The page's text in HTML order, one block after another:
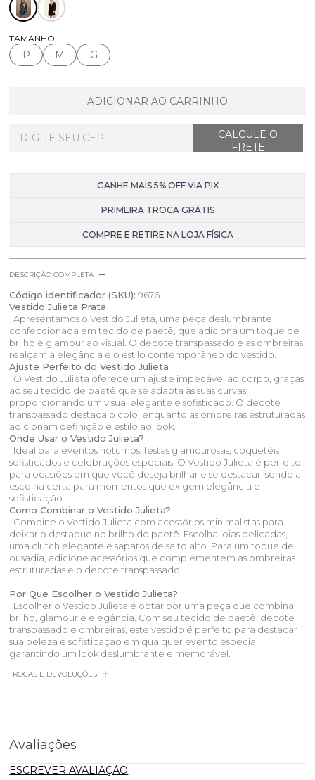
TAMANHO
P M G
ADICIONAR AO CARRINHO
GANHE MAIS 5% OFF VIA PIX
PRIMEIRA TROCA GRÁTIS
COMPRE E RETIRE NA LOJA FÍSICA
DESCRIÇÃO COMPLETA
Código identificador (SKU): 9676
Vestido Julieta Prata
Apresentamos o Vestido Julieta, uma peça deslumbrante
confeccionada em tecido de paetê, que adiciona um toque de
brilho e glamour ao visual. O decote transpassado e as ombreiras
realçam a elegância e o estilo contemporâneo do vestido.
Ajuste Perfeito do Vestido Julieta
O Vestido Julieta oferece um ajuste impecável ao corpo, graças
ao seu tecido de paetê que se adapta às suas curvas,
proporcionando um visual elegante e sofisticado. O decote
transpassado destaca o colo, enquanto as ombreiras estruturadas
adicionam definição e estilo ao look.
Onde Usar o Vestido Julieta?
Ideal para eventos noturnos, festas glamourosas, coquetéis
sofisticados e celebrações especiais. O Vestido Julieta é perfeito
para ocasiões em que você deseja brilhar e se destacar, sendo a
escolha certa para momentos que exigem elegância e
sofisticação.
Como Combinar o Vestido Julieta?
Combine o Vestido Julieta com acessórios minimalistas para
deixar o destaque no brilho do paetê. Escolha joias delicadas,
uma clutch elegante e sapatos de salto alto. Para um toque de
ousadia, adicione acessórios que complementem as ombreiras
estruturadas e o decote transpassado.
Por Que Escolher o Vestido Julieta?
Escolher o Vestido Julieta é optar por uma peça que combina
brilho, glamour e elegância. Com seu tecido de paetê, decote
transpassado e ombreiras, este vestido é perfeito para destacar
sua beleza e sofisticação em qualquer evento especial,
garantindo um look deslumbrante e memorável.
TROCAS E DEVOLUÇÕES
Avaliações
ESCREVER AVALIAÇÃO